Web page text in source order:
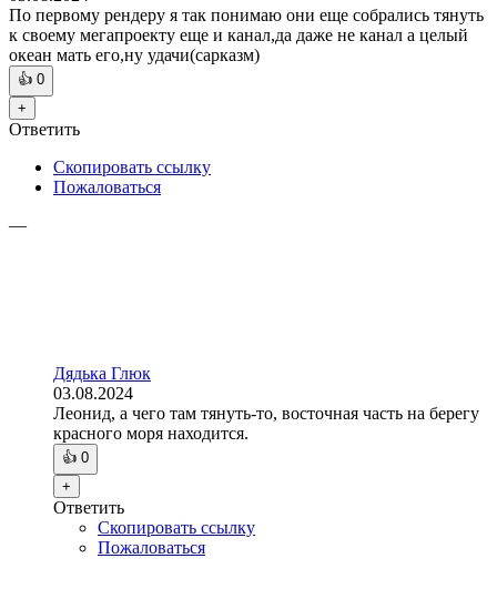
По первому рендеру я так понимаю они еще собрались тянуть
к своему мегапроекту еще и канал,да даже не канал а целый
океан мать его,ну удачи(сарказм)
👍 0
+
Ответить
Скопировать ссылку
Пожаловаться
—
Дядька Глюк
03.08.2024
Леонид, а чего там тянуть-то, восточная часть на берегу
красного моря находится.
👍 0
+
Ответить
Скопировать ссылку
Пожаловаться